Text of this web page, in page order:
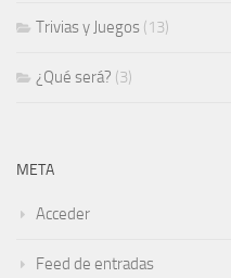
Trivias y Juegos (13)
¿Qué será? (3)
META
Acceder
Feed de entradas